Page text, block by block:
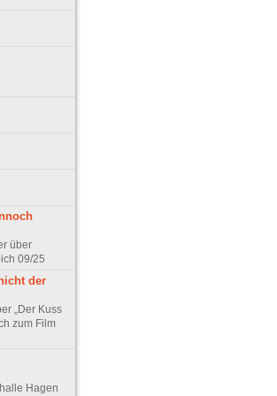
über
09/25
der
„Der Kuss
zum Film
Hagen